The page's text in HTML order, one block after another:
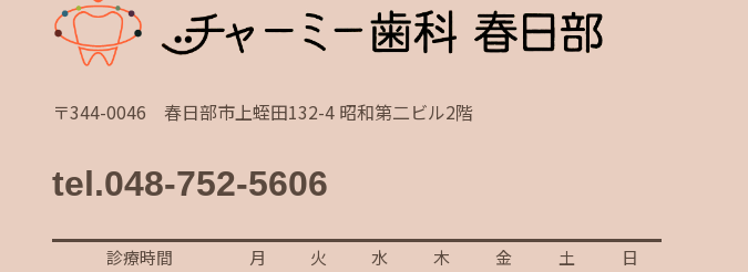
〒344-0046 春日部市上蛭田132-4 昭和第二ビル2階
tel.048-752-5606
診療時間 月 火 水 木 金 土
日